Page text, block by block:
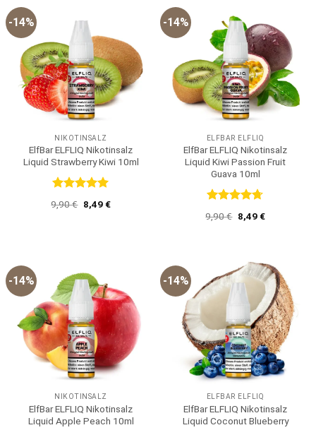
-14%
NIKOTINSALZ
ElfBar ELFLIQ Nikotinsalz
Liquid Strawberry Kiwi 10ml
Bewertet
mit 5 von
9,90€ Ursprünglicher
Preis
8,49€Aktueller
-14%
ELFBAR ELFLIQ
ElfBar ELFLIQ Nikotinsalz
Liquid Kiwi Passion Fruit
Guava 10ml
Bewertet
mit 4.67
9,90€ Ursprünglicher
Preis
8,49€Aktueller
-14%
NIKOTINSALZ
ElfBar ELFLIQ Nikotinsalz
Liquid Apple Peach 10ml
-14%
ELFBAR ELFLIQ
ElfBar ELFLIQ Nikotinsalz
Liquid Coconut Blueberry